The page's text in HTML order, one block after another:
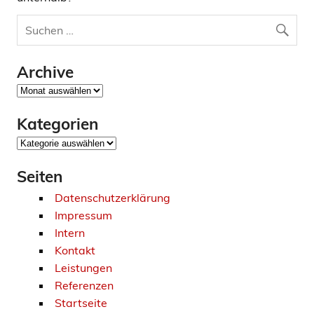
Archive
Archive
Kategorien
Kategorien
Seiten
Datenschutzerklärung
Impressum
Intern
Kontakt
Leistungen
Referenzen
Startseite